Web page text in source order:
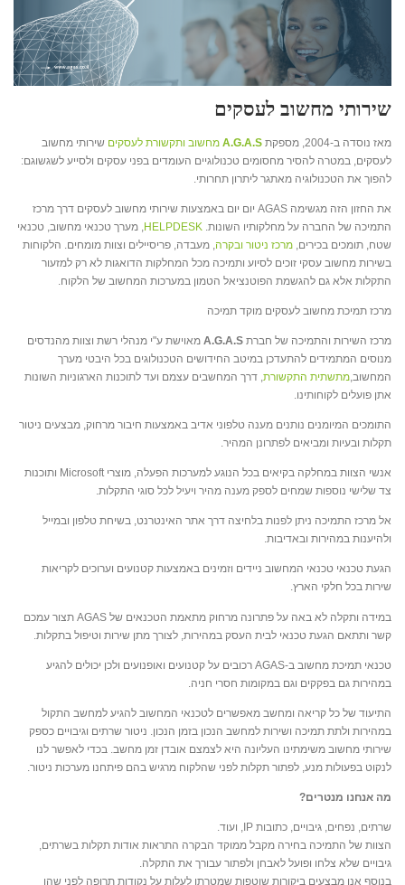
שירותי מחשוב לעסקים
מאז נוסדה ב-2004, מספקת A.G.A.S מחשוב ותקשורת לעסקים שירותי מחשוב
לעסקים, במטרה להסיר מחסומים טכנולוגיים העומדים בפני עסקים ולסייע לשגשוגם:
להפוך את הטכנולוגיה מאתגר ליתרון תחרותי.
את החזון הזה מגשימה AGAS יום יום באמצעות שירותי מחשוב לעסקים דרך מרכז
התמיכה של החברה על מחלקותיו השונות. HELPDESK , מערך טכנאי מחשוב, טכנאי
שטח, תומכים בכירים, מרכז ניטור ובקרה , מעבדה, פריסיילים וצוות מומחים. הלקוחות
בשירות מחשוב עסקי זוכים לסיוע ותמיכה מכל המחלקות הדואגות לא רק למזעור
התקלות אלא גם להגשמת הפוטנציאל הטמון במערכות המחשוב של הלקוח.
מרכז תמיכת מחשוב לעסקים מוקד תמיכה
מרכז השירות והתמיכה של חברת A.G.A.S מאוישת ע"י מנהלי רשת וצוות מהנדסים
מנוסים המתמידים להתעדכן במיטב החידושים הטכנולוגים בכל היבטי מערך
המחשוב,מתשתית התקשורת, דרך המחשבים עצמם ועד לתוכנות הארגוניות השונות
אתן פועלים לקוחותינו.
התומכים המיומנים נותנים מענה טלפוני אדיב באמצעות חיבור מרחוק, מבצעים ניטור
תקלות ובעיות ומביאים לפתרונן המהיר.
אנשי הצוות במחלקה בקיאים בכל הנוגע למערכות הפעלה, מוצרי Microsoft ותוכנות
צד שלישי נוספות שמחים לספק מענה מהיר ויעיל לכל סוגי התקלות.
אל מרכז התמיכה ניתן לפנות בלחיצה דרך אתר האינטרנט, בשיחת טלפון ובמייל
ולהיענות במהירות ובאדיבות.
הגעת טכנאי טכנאי המחשוב ניידים וזמינים באמצעות קטנועים וערוכים לקריאות
שירות בכל חלקי הארץ.
במידה ותקלה לא באה על פתרונה מרחוק מתאמת הטכנאים של AGAS תצור עמכם
קשר ותתאם הגעת טכנאי לבית העסק במהירות, לצורך מתן שירות וטיפול בתקלות.
טכנאי תמיכת מחשוב ב-AGAS רכובים על קטנועים ואופנועים ולכן יכולים להגיע
במהירות גם בפקקים וגם במקומות חסרי חניה.
התיעוד של כל קריאה ומחשב מאפשרים לטכנאי המחשוב להגיע למחשב התקול
במהירות ולתת תמיכה ושירות למחשב הנכון בזמן הנכון. ניטור שרתים וגיבויים כספק
שירותי מחשוב משימתינו העליונה היא לצמצם אובדן זמן מחשב. בכדי לאפשר לנו
לנקוט בפעולות מנע, לפתור תקלות לפני שהלקוח מרגיש בהם פיתחנו מערכות ניטור.
מה אנחנו מנטרים?
שרתים, נפחים, גיבויים, כתובות IP, ועוד.
הצוות של התמיכה בחירה מקבל ממוקד הבקרה התראות אודות תקלות בשרתים,
גיבויים שלא צלחו ופועל לאבחן ולפתור עבורך את התקלה.
בנוסף אנו מבצעים ביקורות שוטפות שמטרתן לעלות על נקודות תרופה לפני שהן